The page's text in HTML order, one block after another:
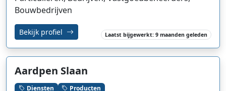
Bouwbedrijven
Bekijk profiel Laatst bijgewerkt: 9 maanden geleden
Aardpen Slaan
Diensten Producten